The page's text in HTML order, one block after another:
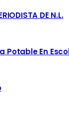
DE N.L.
Potable En